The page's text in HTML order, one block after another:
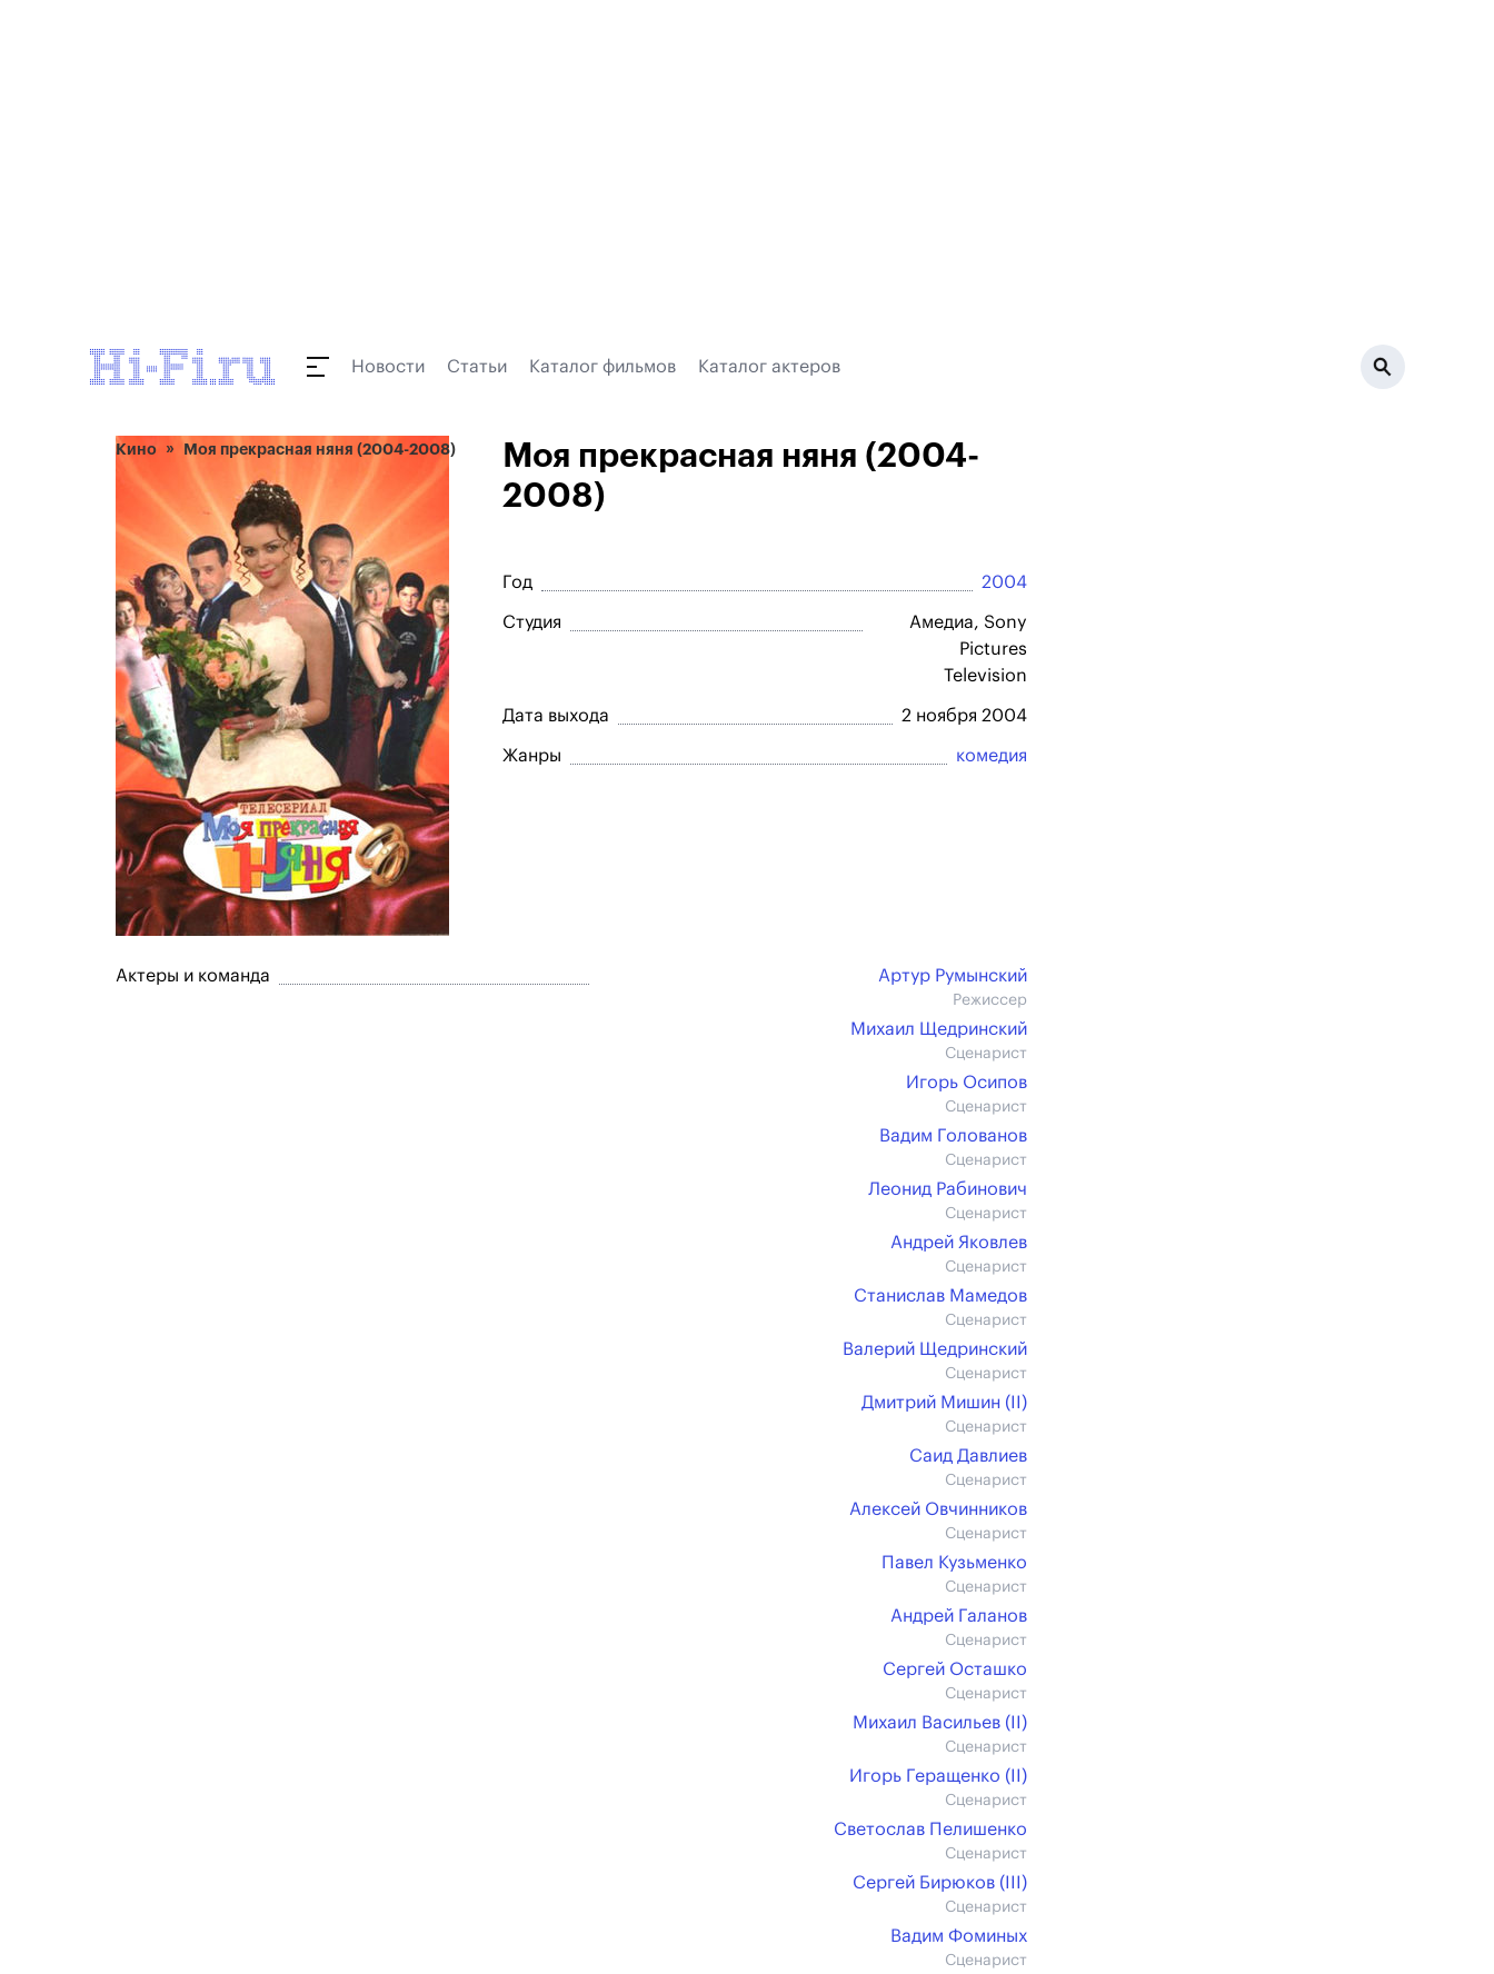
Новости Статьи Каталог фильмов Каталог актеров
Кино Моя прекрасная няня (2004-2008)
Моя прекрасная няня (2004-
2008)
Год 2004
Студия
Амедиа, Sony
Pictures
Television
Дата выхода 2 ноября 2004
Жанры комедия
Актеры и команда Артур Румынский
Режиссер
Михаил Щедринский
Сценарист
Игорь Осипов
Сценарист
Вадим Голованов
Сценарист
Леонид Рабинович
Сценарист
Андрей Яковлев
Сценарист
Станислав Мамедов
Сценарист
Валерий Щедринский
Сценарист
Дмитрий Мишин (II)
Сценарист
Саид Давлиев
Сценарист
Алексей Овчинников
Сценарист
Павел Кузьменко
Сценарист
Андрей Галанов
Сценарист
Сергей Осташко
Сценарист
Михаил Васильев (II)
Сценарист
Игорь Геращенко (II)
Сценарист
Светослав Пелишенко
Сценарист
Сергей Бирюков (III)
Сценарист
Вадим Фоминых
Сценарист